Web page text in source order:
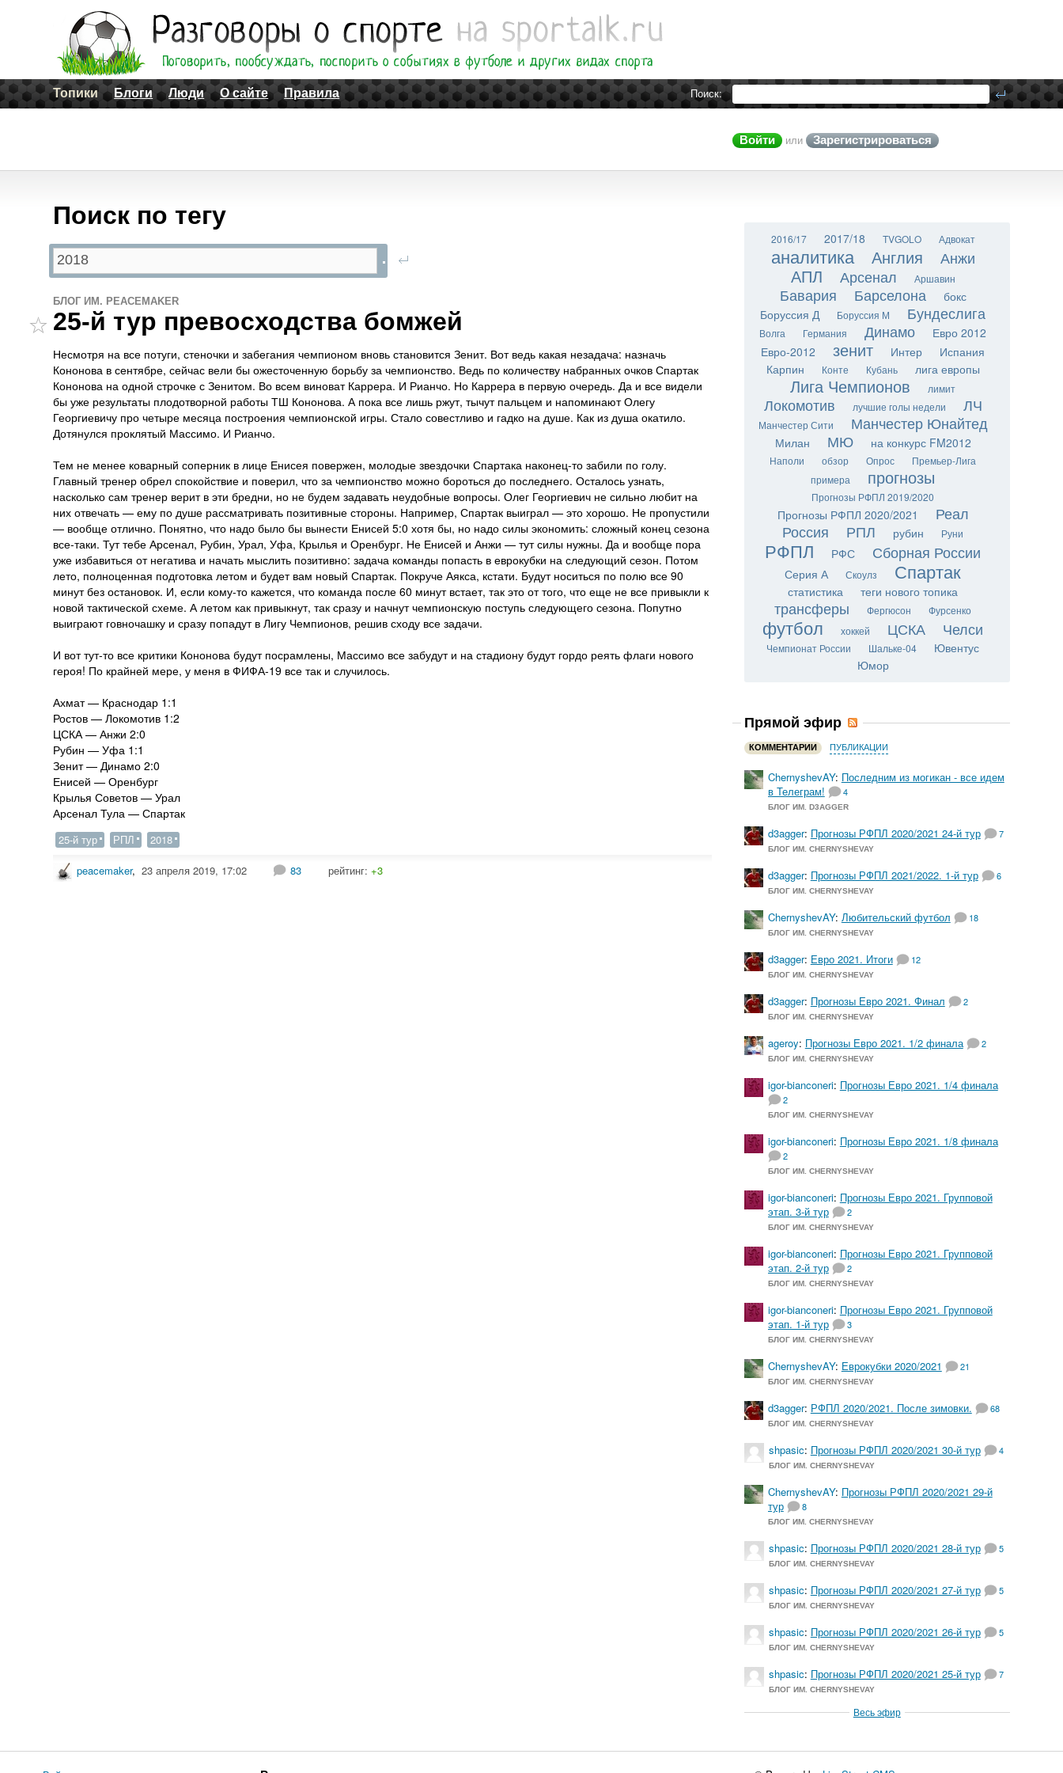
Поиск:
Топики Блоги Люди О сайте Правила
Войти или Зарегистрироваться
Поиск по тегу
БЛОГ ИМ. PEACEMAKER
25-й тур превосходства бомжей
Несмотря на все потуги, стеночки и забегания чемпионом вновь становится Зенит. Вот ведь какая незадача: назначь
Кононова в сентябре, сейчас вели бы ожесточенную борьбу за чемпионство. Ведь по количеству набранных очков Спартак
Кононова на одной строчке с Зенитом. Во всем виноват Каррера. И Рианчо. Но Каррера в первую очередь. Да и все видели
бы уже результаты плодотворной работы ТШ Кононова. А пока все лишь ржут, тычут пальцем и напоминают Олегу
Георгиевичу про четыре месяца построения чемпионской игры. Стало совестливо и гадко на душе. Как из душа окатило.
Дотянулся проклятый Массимо. И Рианчо.
Тем не менее коварный соперник в лице Енисея повержен, молодые звездочки Спартака наконец-то забили по голу.
Главный тренер обрел спокойствие и поверил, что за чемпионство можно бороться до последнего. Осталось узнать,
насколько сам тренер верит в эти бредни, но не будем задавать неудобные вопросы. Олег Георгиевич не сильно любит на
них отвечать — ему по душе рассматривать позитивные стороны. Например, Спартак выиграл — это хорошо. Не пропустили
— вообще отлично. Понятно, что надо было бы вынести Енисей 5:0 хотя бы, но надо силы экономить: сложный конец сезона
все-таки. Тут тебе Арсенал, Рубин, Урал, Уфа, Крылья и Оренбург. Не Енисей и Анжи — тут силы нужны. Да и вообще пора
уже избавиться от негатива и начать мыслить позитивно: задача команды попасть в еврокубки на следующий сезон. Потом
лето, полноценная подготовка летом и будет вам новый Спартак. Покруче Аякса, кстати. Будут носиться по полю все 90
минут без остановок. И, если кому-то кажется, что команда после 60 минут встает, так это от того, что еще не все привыкли к
новой тактической схеме. А летом как привыкнут, так сразу и начнут чемпионскую поступь следующего сезона. Попутно
выиграют говночашку и сразу попадут в Лигу Чемпионов, решив сходу все задачи.
И вот тут-то все критики Кононова будут посрамлены, Массимо все забудут и на стадиону будут гордо реять флаги нового
героя! По крайней мере, у меня в ФИФА-19 все так и случилось.
Ахмат — Краснодар 1:1
Ростов — Локомотив 1:2
ЦСКА — Анжи 2:0
Рубин — Уфа 1:1
Зенит — Динамо 2:0
Енисей — Оренбург
Крылья Советов — Урал
Арсенал Тула — Спартак
25-й тур РПЛ 2018
peacemaker, 23 апреля 2019, 17:02 83 рейтинг:+3
2016/17 2017/18 TVGOLO Адвокат
аналитика Англия Анжи
АПЛ Арсенал Аршавин
Бавария Барселона
бокс
Боруссия Д
Боруссия М Бундеслига
Волга Германия Динамо
Евро 2012
Евро-2012
зенит Интер
Испания
Карпин
Конте Кубань лига европы
Лига Чемпионов лимит
Локомотив лучшие голы недели ЛЧ
Манчестер Сити Манчестер Юнайтед
Милан МЮ на конкурс FM2012
Наполи обзор Опрос
Премьер-Лига
примера
прогнозы
Прогнозы РФПЛ 2019/2020
Прогнозы РФПЛ 2020/2021
Реал
Россия
РПЛ рубин Руни
РФПЛ РФС Сборная России
Серия А Скоулз Спартак
статистика теги нового топика
трансферы Фергюсон Фурсенко
футбол хоккей ЦСКА Челси
Чемпионат России Шальке-04
Ювентус
Юмор
Прямой эфир
КОММЕНТАРИИ ПУБЛИКАЦИИ
ChernyshevAY: Последним из могикан - все идем
в Телеграм!
4
БЛОГ ИМ. D3AGGER
d3agger: Прогнозы РФПЛ 2020/2021 24-й тур 7
БЛОГ ИМ. CHERNYSHEVAY
d3agger: Прогнозы РФПЛ 2021/2022. 1-й тур 6
БЛОГ ИМ. CHERNYSHEVAY
ChernyshevAY: Любительский футбол 18
БЛОГ ИМ. CHERNYSHEVAY
d3agger: Евро 2021. Итоги 12
БЛОГ ИМ. CHERNYSHEVAY
d3agger: Прогнозы Евро 2021. Финал 2
БЛОГ ИМ. CHERNYSHEVAY
ageroy: Прогнозы Евро 2021. 1/2 финала 2
БЛОГ ИМ. CHERNYSHEVAY
igor-bianconeri: Прогнозы Евро 2021. 1/4 финала
2
БЛОГ ИМ. CHERNYSHEVAY
igor-bianconeri: Прогнозы Евро 2021. 1/8 финала
2
БЛОГ ИМ. CHERNYSHEVAY
igor-bianconeri: Прогнозы Евро 2021. Групповой
этап. 3-й тур
2
БЛОГ ИМ. CHERNYSHEVAY
igor-bianconeri: Прогнозы Евро 2021. Групповой
этап. 2-й тур
2
БЛОГ ИМ. CHERNYSHEVAY
igor-bianconeri: Прогнозы Евро 2021. Групповой
этап. 1-й тур
3
БЛОГ ИМ. CHERNYSHEVAY
ChernyshevAY: Еврокубки 2020/2021 21
БЛОГ ИМ. CHERNYSHEVAY
d3agger: РФПЛ 2020/2021. После зимовки. 68
БЛОГ ИМ. CHERNYSHEVAY
shpasic: Прогнозы РФПЛ 2020/2021 30-й тур 4
БЛОГ ИМ. CHERNYSHEVAY
ChernyshevAY: Прогнозы РФПЛ 2020/2021 29-й
тур
8
БЛОГ ИМ. CHERNYSHEVAY
shpasic: Прогнозы РФПЛ 2020/2021 28-й тур 5
БЛОГ ИМ. CHERNYSHEVAY
shpasic: Прогнозы РФПЛ 2020/2021 27-й тур 5
БЛОГ ИМ. CHERNYSHEVAY
shpasic: Прогнозы РФПЛ 2020/2021 26-й тур 5
БЛОГ ИМ. CHERNYSHEVAY
shpasic: Прогнозы РФПЛ 2020/2021 25-й тур 7
БЛОГ ИМ. CHERNYSHEVAY
Весь эфир